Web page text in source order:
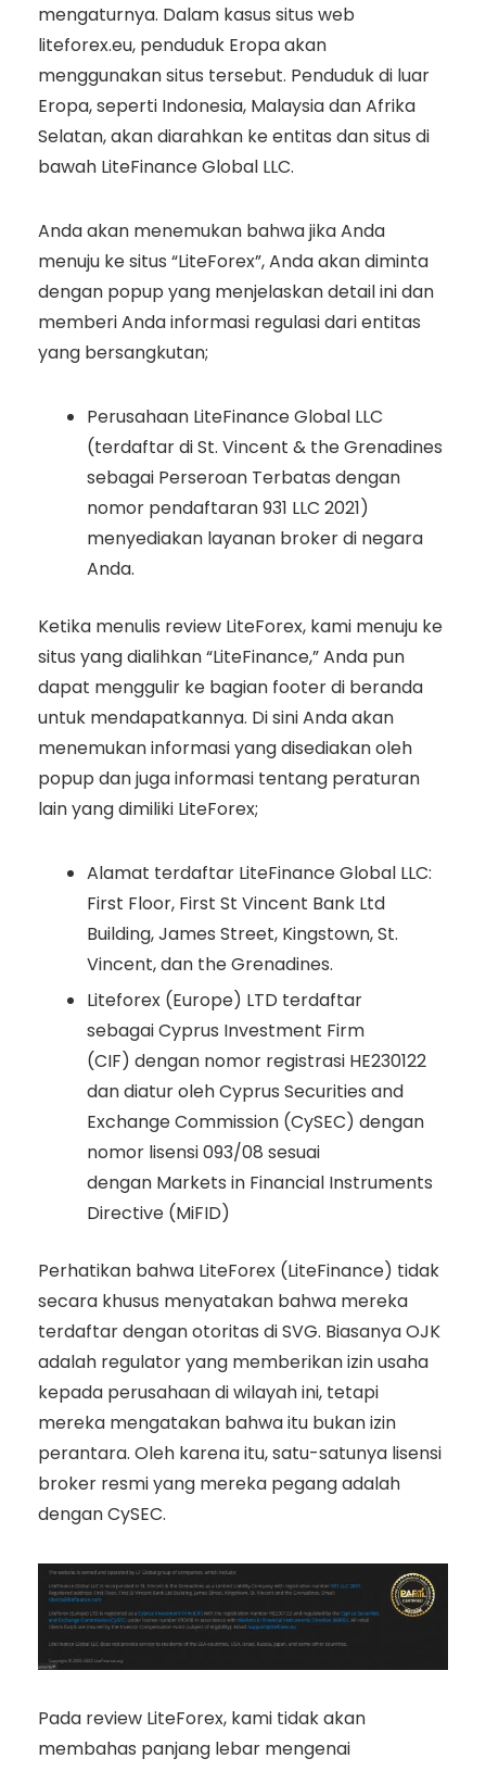
mengaturnya. Dalam kasus situs web
liteforex.eu, penduduk Eropa akan
menggunakan situs tersebut. Penduduk di luar
Eropa, seperti Indonesia, Malaysia dan Afrika
Selatan, akan diarahkan ke entitas dan situs di
bawah LiteFinance Global LLC.
Anda akan menemukan bahwa jika Anda
menuju ke situs “LiteForex”, Anda akan diminta
dengan popup yang menjelaskan detail ini dan
memberi Anda informasi regulasi dari entitas
yang bersangkutan;
Perusahaan LiteFinance Global LLC
(terdaftar di St. Vincent & the Grenadines
sebagai Perseroan Terbatas dengan
nomor pendaftaran 931 LLC 2021)
menyediakan layanan broker di negara
Anda.
Ketika menulis review LiteForex, kami menuju ke
situs yang dialihkan “LiteFinance,” Anda pun
dapat menggulir ke bagian footer di beranda
untuk mendapatkannya. Di sini Anda akan
menemukan informasi yang disediakan oleh
popup dan juga informasi tentang peraturan
lain yang dimiliki LiteForex;
Alamat terdaftar LiteFinance Global LLC:
First Floor, First St Vincent Bank Ltd
Building, James Street, Kingstown, St.
Vincent, dan the Grenadines.
Liteforex (Europe) LTD terdaftar
sebagai Cyprus Investment Firm
(CIF) dengan nomor registrasi HE230122
dan diatur oleh Cyprus Securities and
Exchange Commission (CySEC) dengan
nomor lisensi 093/08 sesuai
dengan Markets in Financial Instruments
Directive (MiFID)
Perhatikan bahwa LiteForex (LiteFinance) tidak
secara khusus menyatakan bahwa mereka
terdaftar dengan otoritas di SVG. Biasanya OJK
adalah regulator yang memberikan izin usaha
kepada perusahaan di wilayah ini, tetapi
mereka mengatakan bahwa itu bukan izin
perantara. Oleh karena itu, satu-satunya lisensi
broker resmi yang mereka pegang adalah
dengan CySEC.
Pada review LiteForex, kami tidak akan
membahas panjang lebar mengenai